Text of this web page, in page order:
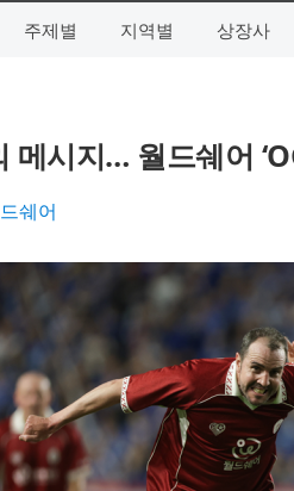
주제별 지역별 상장사
시지… 월드쉐어
쉐어